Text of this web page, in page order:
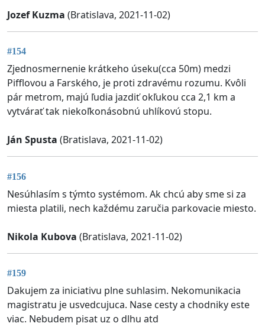
Jozef Kuzma (Bratislava, 2021-11-02)
#154
Zjednosmernenie krátkeho úseku(cca 50m) medzi
Pifflovou a Farského, je proti zdravému rozumu. Kvôli
pár metrom, majú ľudia jazdiť okľukou cca 2,1 km a
vytvárať tak niekoľkonásobnú uhlíkovú stopu.
Ján Spusta (Bratislava, 2021-11-02)
#156
Nesúhlasím s týmto systémom. Ak chcú aby sme si za
miesta platili, nech každému zaručia parkovacie miesto.
Nikola Kubova (Bratislava, 2021-11-02)
#159
Dakujem za iniciativu plne suhlasim. Nekomunikacia
magistratu je usvedcujuca. Nase cesty a chodniky este
viac. Nebudem pisat uz o dlhu atd